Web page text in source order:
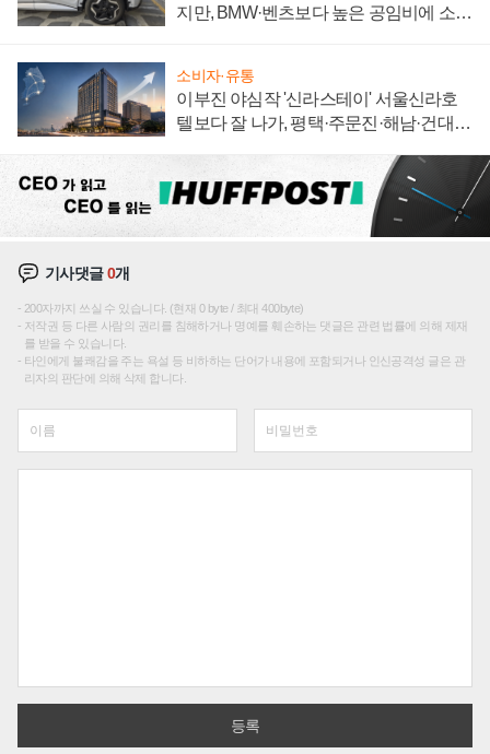
지만, BMW·벤츠보다 높은 공임비에 소비
소비자·유통
이부진 야심작 '신라스테이' 서울신라호
텔보다 잘 나가, 평택·주문진·해남·건대로
기사댓글0개
200자까지 쓰실 수 있습니다. (현재 0 byte / 최대 400byte)
저작권 등 다른 사람의 권리를 침해하거나 명예를 훼손하는 댓글은 관련 법률에 의해 제재
를 받을 수 있습니다.
타인에게 불쾌감을 주는 욕설 등 비하하는 단어가 내용에 포함되거나 인신공격성 글은 관
리자의 판단에 의해 삭제 합니다.